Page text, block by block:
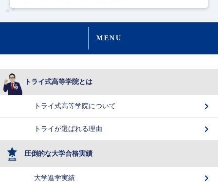
MENU
トライ式高等学院とは
トライ式高等学院について
トライが選ばれる理由
圧倒的な大学合格実績
大学進学実績